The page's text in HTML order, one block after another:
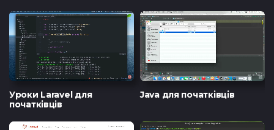
Уроки Laravel для
початківців
Java для початківців